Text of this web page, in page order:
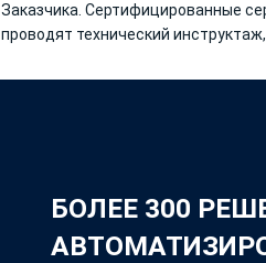
Заказчика. Сертифицированные
проводят технический
БОЛЕЕ 300